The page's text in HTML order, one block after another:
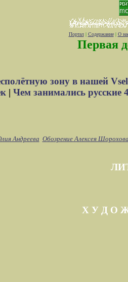
Портал| Содержание| О
Первая
зону в нашей
| Чем занимались русские
Андреева Обозрение Алексея Шорохова
Х У Д О